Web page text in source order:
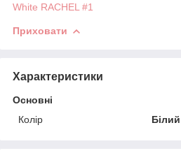
White RACHEL #1
Приховати
Характеристики
Основні
Колір
Білий